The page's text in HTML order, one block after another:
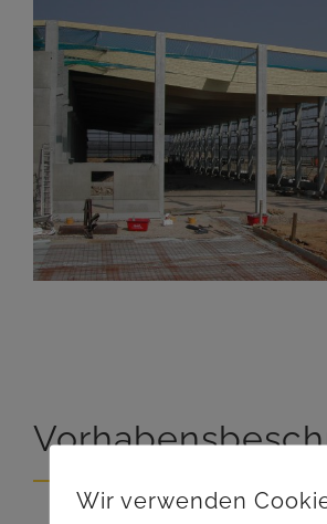
Wir verwenden